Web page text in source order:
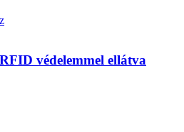
védelemmel ellátva